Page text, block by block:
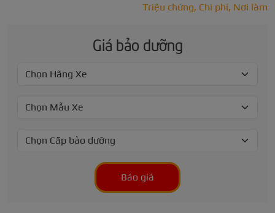
Triệu chứng, Chi phí, Nơi làm
Giá bảo dưỡng
Báo giá